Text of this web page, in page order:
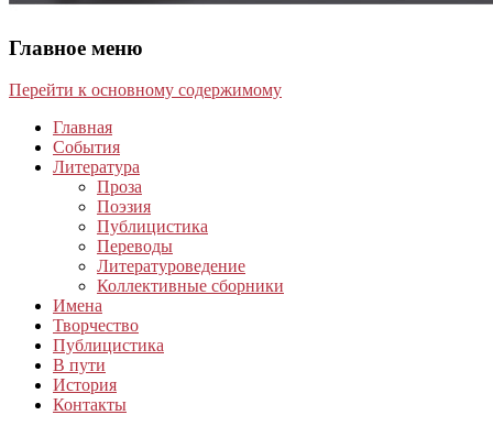
Главное меню
Перейти к основному содержимому
Главная
События
Литература
Проза
Поэзия
Публицистика
Переводы
Литературоведение
Коллективные сборники
Имена
Творчество
Публицистика
В пути
История
Контакты